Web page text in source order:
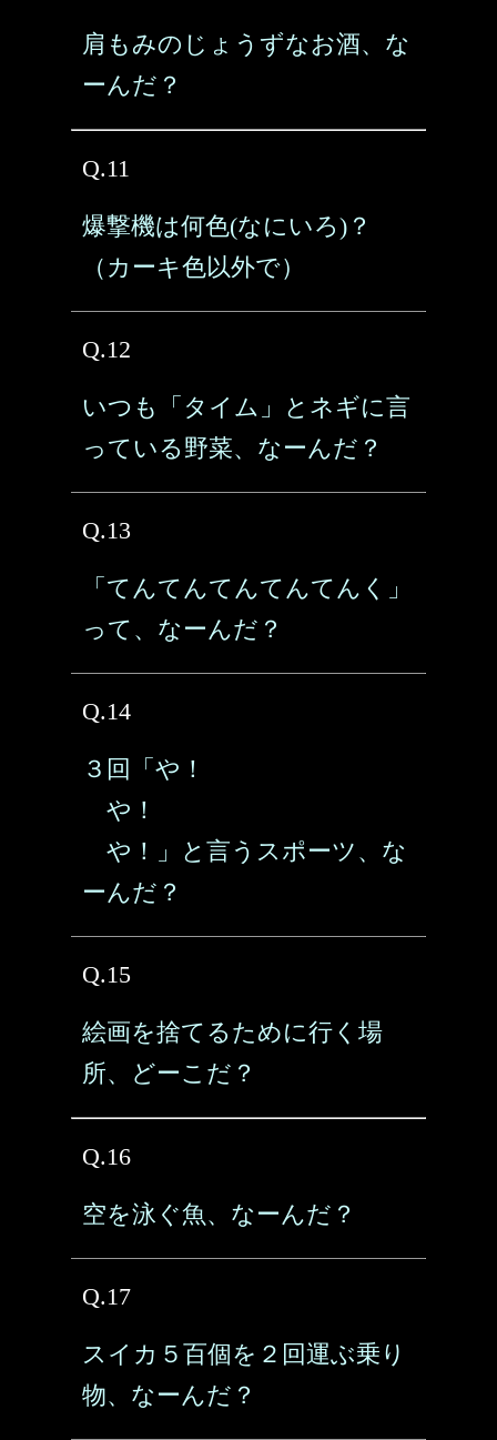
肩もみのじょうずなお酒、な
ーんだ？
Q.11
爆撃機は何色(なにいろ)？
（カーキ色以外で）
Q.12
いつも「タイム」とネギに言
っている野菜、なーんだ？
Q.13
「てんてんてんてんてんく」
って、なーんだ？
Q.14
３回「や！
や！
や！」と言うスポーツ、な
ーんだ？
Q.15
絵画を捨てるために行く場
所、どーこだ？
Q.16
空を泳ぐ魚、なーんだ？
Q.17
スイカ５百個を２回運ぶ乗り
物、なーんだ？